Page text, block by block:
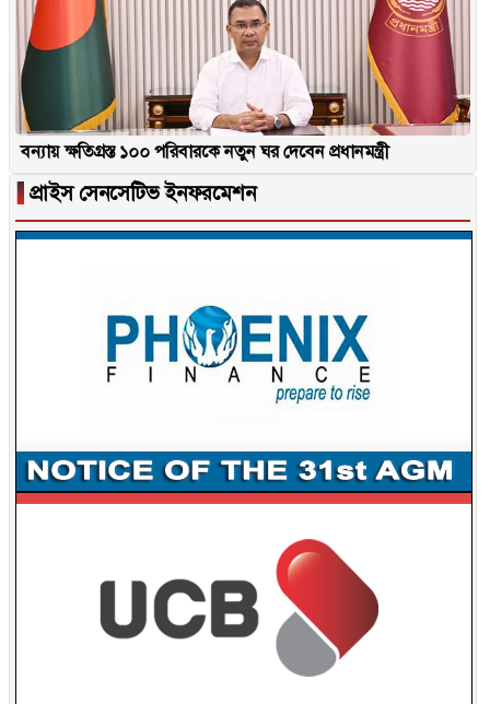
বন্যায় ক্ষতিগ্রস্ত ১০০ পরিবারকে নতুন ঘর দেবেন প্রধানমন্ত্রী
▐ প্রাইস সেনসেটিভ ইনফরমেশন